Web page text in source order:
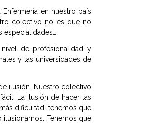
en nuestro país
colectivo no es que no
de profesionalidad y
y las universidades de
ilusión. Nuestro colectivo
La ilusión de hacer las
dificultad, tenemos que
Tenemos que